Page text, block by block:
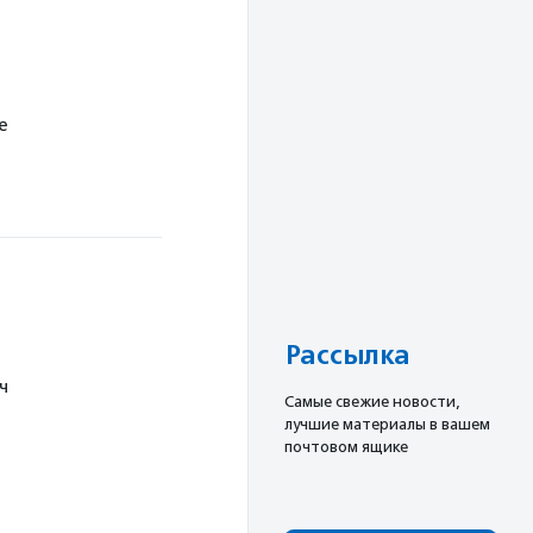
Рассылка
Cамые свежие новости,
лучшие материалы в вашем
почтовом ящике